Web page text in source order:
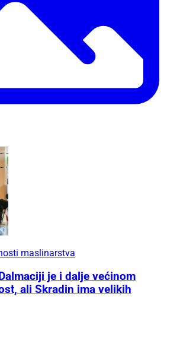
maslinarstva
je i dalje većinom
ali Skradin ima velikih